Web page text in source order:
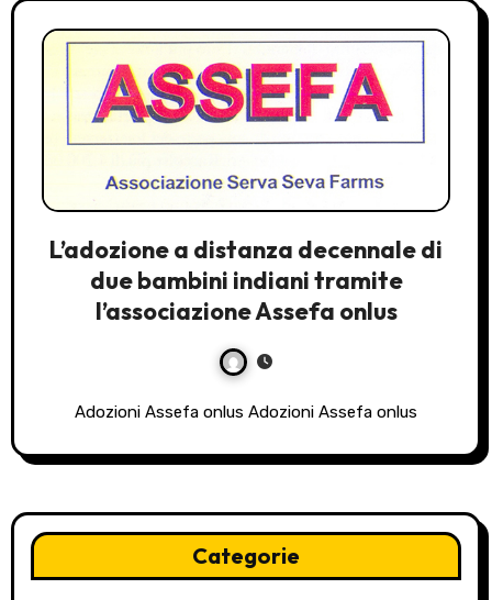
L’adozione a distanza decennale di
due bambini indiani tramite
l’associazione Assefa onlus
Adozioni Assefa onlus Adozioni Assefa onlus
Categorie